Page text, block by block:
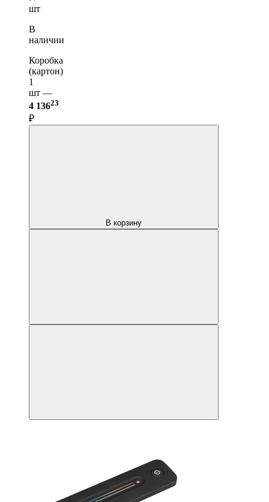
шт
В
наличии
Коробка
(картон)
1
шт —
4 13623
₽
В корзину